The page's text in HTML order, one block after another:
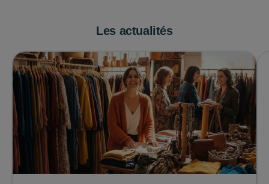
Les actualités